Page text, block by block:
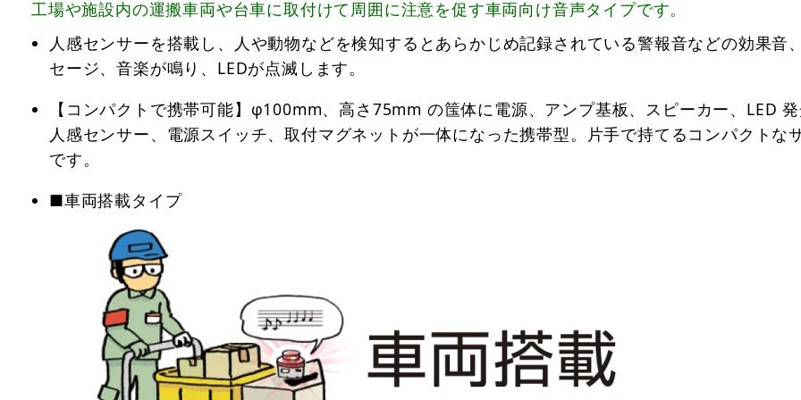
工場や施設内の運搬車両や台車に取付けて周囲に注意を促す車両向け音声タイプです。
人感センサーを搭載し、人や動物などを検知するとあらかじめ記録されている警報音などの効果音
セージ、音楽が鳴り、LEDが点滅します。
【コンパクトで携帯可能】φ100mm、高さ75mm の筺体に電源、アンプ基板、スピーカー、LED 発
人感センサー、電源スイッチ、取付マグネットが一体になった携帯型。片手で持てるコンパクトな
です。
■車両搭載タイプ